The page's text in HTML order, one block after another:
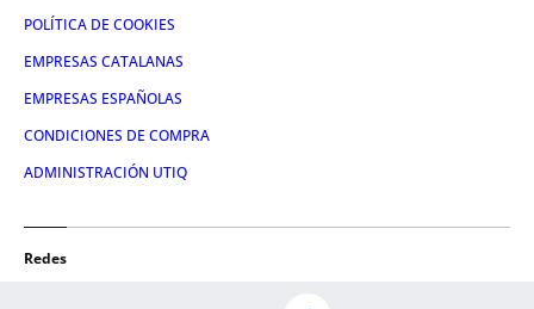
POLÍTICA DE COOKIES
EMPRESAS CATALANAS
EMPRESAS ESPAÑOLAS
CONDICIONES DE COMPRA
ADMINISTRACIÓN UTIQ
Redes